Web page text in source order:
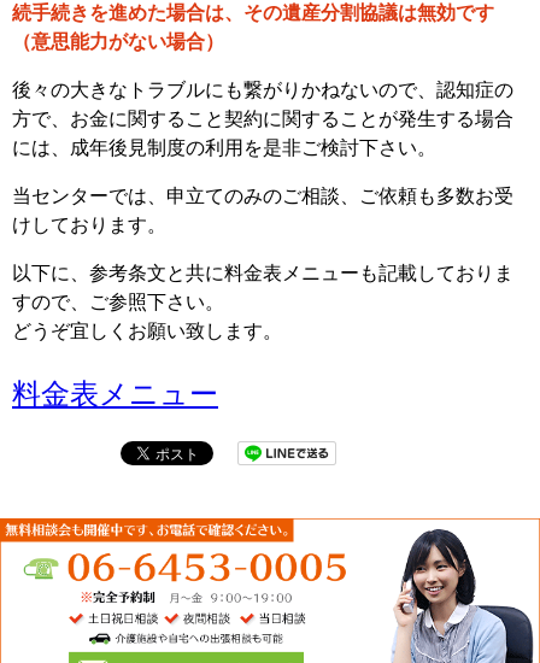
続手続きを進めた場合は、その遺産分割協議は無効です
（意思能力がない場合）
後々の大きなトラブルにも繋がりかねないので、認知症の
方で、お金に関すること契約に関することが発生する場合
には、成年後見制度の利用を是非ご検討下さい。
当センターでは、申立てのみのご相談、ご依頼も多数お受
けしております。
以下に、参考条文と共に料金表メニューも記載しておりま
すので、ご参照下さい。
どうぞ宜しくお願い致します。
料金表メニュー